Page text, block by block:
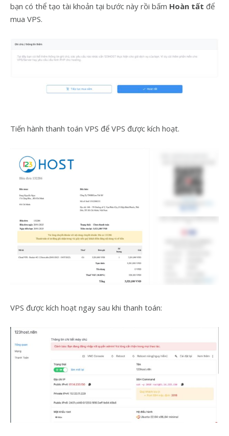
bạn có thể tạo tài khoản tại bước này rồi bấm Hoàn tất để
mua VPS.
Tiến hành thanh toán VPS để VPS được kích hoạt.
VPS được kích hoạt ngay sau khi thanh toán: